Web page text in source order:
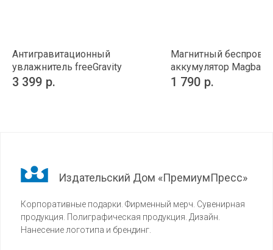
Антигравитационный
увлажнитель freeGravity
3 399 р.
Магнитный
аккумулятор
мАч
1 790 р.
Издательский Дом «ПремиумПресс»
Корпоративные подарки. Фирменный мерч. Сувенирная
продукция. Полиграфическая продукция. Дизайн.
Нанесение логотипа и брендинг.